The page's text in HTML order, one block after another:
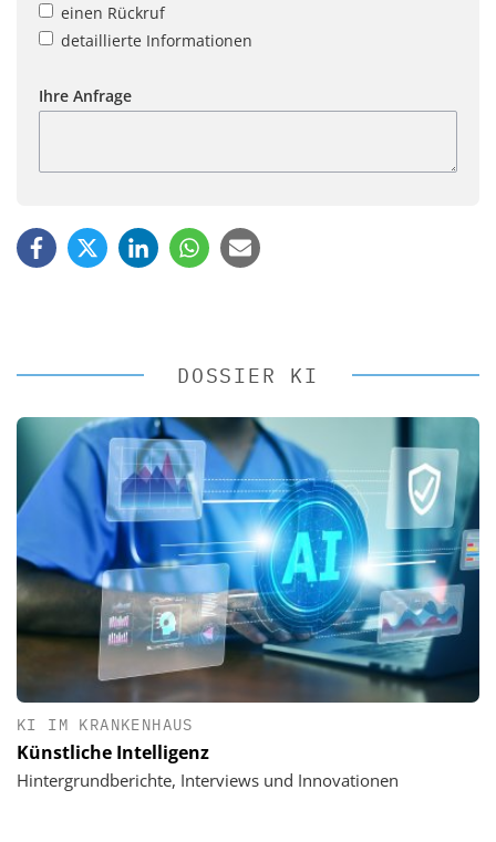
einen Rückruf
detaillierte Informationen
Ihre Anfrage
DOSSIER KI
KI IM KRANKENHAUS
Künstliche Intelligenz
Hintergrundberichte, Interviews und Innovationen